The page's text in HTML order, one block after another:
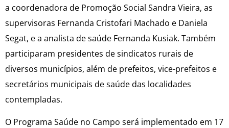
a coordenadora de Promoção Social Sandra Vieira, as
supervisoras Fernanda Cristofari Machado e Daniela
Segat, e a analista de saúde Fernanda Kusiak. Também
participaram presidentes de sindicatos rurais de
diversos municípios, além de prefeitos, vice-prefeitos e
secretários municipais de saúde das localidades
contempladas.
O Programa Saúde no Campo será implementado em 17